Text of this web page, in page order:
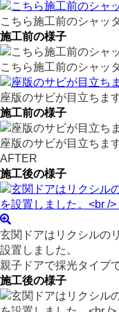
こちら施工前のシャッ
施工前の様子
こちら施工前のシャッ
座版のサビが目立ちます
施工前の様子
座版のサビが目立ちます
AFTER
施工後の様子
玄関ドアはリクシルの
設置しました。
親子ドアで採光タイプ
施工後の様子